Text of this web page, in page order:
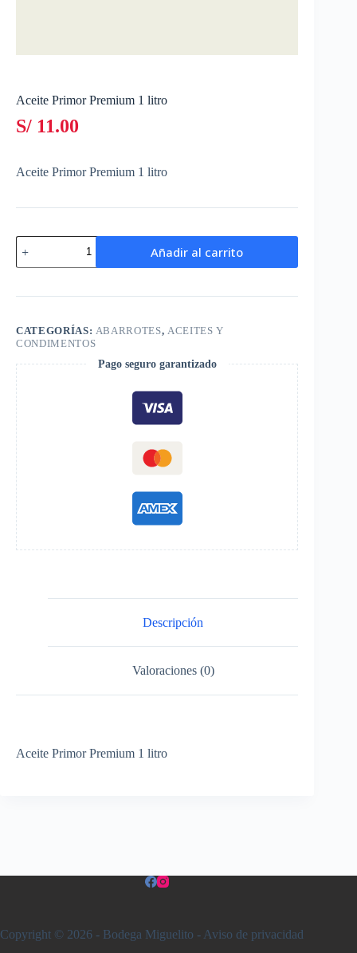
Aceite Primor Premium 1 litro
S/ 11.00
Aceite Primor Premium 1 litro
Aceite
Primor
Premium
litro
Añadir al carrito
CATEGORÍAS: ABARROTES, ACEITES Y
CONDIMENTOS
Pago seguro garantizado
Descripción
Valoraciones (0)
Aceite Primor Premium 1 litro
Copyright © 2026 - Bodega Miguelito - Aviso de privacidad